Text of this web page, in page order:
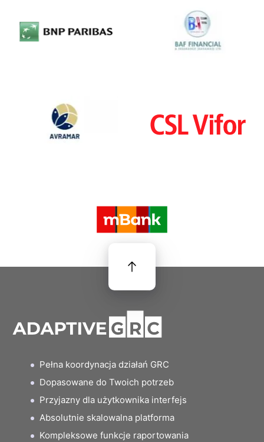
Pełna koordynacja działań GRC
Dopasowane do Twoich potrzeb
Przyjazny dla użytkownika interfejs
Absolutnie skalowalna platforma
Kompleksowe funkcje raportowania